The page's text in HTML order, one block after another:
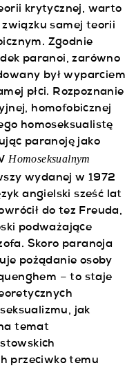
krytycznej, warto
samej teorii
Zgodnie
paranoi, zarówno
był wyparciem
płci. Rozpoznanie
homofobicznej
homoseksualistę
paranoję jako
Homoseksualnym
wydanej w 1972
angielski sześć lat
do tez Freuda,
podważające
Skoro paranoja
pożądanie osoby
– to staje
jak
temat
przeciwko temu